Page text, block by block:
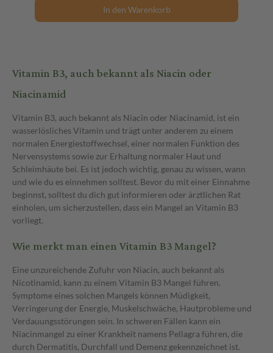
Vitamin B3, auch bekannt als Niacin oder
Niacinamid
Vitamin B3, auch bekannt als Niacin oder Niacinamid, ist ein
wasserlösliches Vitamin und trägt unter anderem zu einem
normalen Energiestoffwechsel, einer normalen Funktion des
Nervensystems sowie zur Erhaltung normaler Haut und
Schleimhäute bei. Es ist jedoch wichtig, genau zu wissen, wann
und wie du es einnehmen solltest. Bevor du mit einer Einnahme
beginnst, solltest du dich gut informieren oder ärztlichen Rat
einholen, um sicherzustellen, dass ein Mangel an Vitamin B3
vorliegt.
Wie merkt man einen Vitamin B3 Mangel?
Eine unzureichende Zufuhr von Niacin, auch bekannt als
Nicotinamid, kann zu einem Vitamin B3 Mangel führen.
Symptome eines solchen Mangels können Müdigkeit,
Verringerung der Energie, Muskelschwäche, Hautprobleme und
Verdauungsstörungen sein. In schweren Fällen kann ein
Niacinmangel zu einer Krankheit namens Pellagra führen, die
durch Dermatitis, Durchfall und Demenz gekennzeichnet ist.
In den Warenkorb